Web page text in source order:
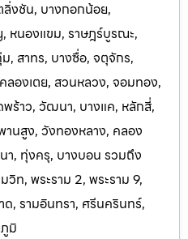
งชัน, บางกอกน้อย,
หนองแขม, ราษฎร์บูรณะ,
สาทร, บางซื่อ, จตุจักร,
ลองเตย, สวนหลวง, จอมทอง,
พร้าว, วัฒนา, บางแค, หลักสี่,
านสูง, วังทองหลาง, คลอง
า, ทุ่งครุ, บางบอน รวมถึง
วิท, พระราม 2, พระราม 9,
ด, รามอินทรา, ศรีนครินทร์,
มิ